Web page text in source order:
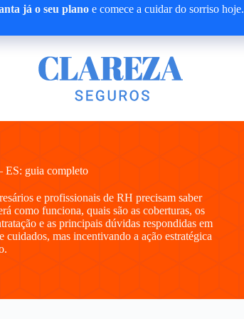
já o seu planoe comece a cuidar do sorriso hoje.
ES: guia completo
e profissionais de RH precisam saber
como funciona, quais são as coberturas, os
e as principais dúvidas respondidas em
mas incentivando a ação estratégica